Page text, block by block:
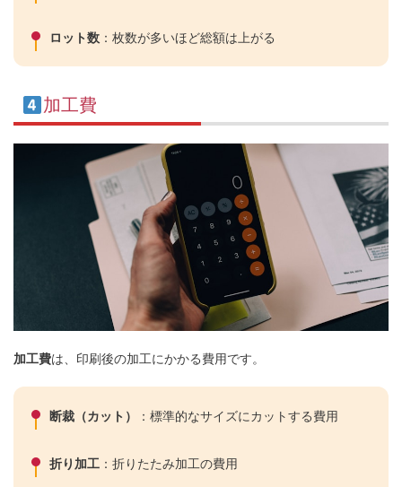
ロット数 ：枚数が多いほど総額は上がる
加工費
加工費は、印刷後の加工にかかる費用です。
断裁（カット） ：標準的なサイズにカットする費用
折り加工 ：折りたたみ加工の費用